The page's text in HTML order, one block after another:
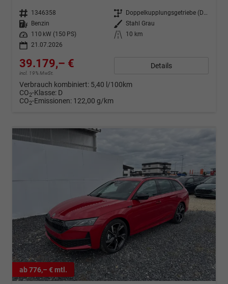
Fahrzeugnr. 1346358 Getriebe
Doppelkupplungsgetriebe (DSG)
Kraftstoff
Benzin Außenfarbe Stahl Grau
Leistung
110 kW (150 PS) Kilometerstand
10 km
21.07.2026
39.179,– €
incl. 19% MwSt.
Details
Verbrauch kombiniert: 5,40 l/100km
CO2-Klasse: D
CO2-Emissionen: 122,00 g/km
ab 776,– € mtl.